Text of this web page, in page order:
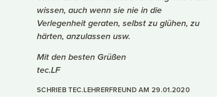
wissen, auch wenn sie nie in die
Verlegenheit geraten, selbst zu glühen, zu
härten, anzulassen usw.
Mit den besten Grüßen
tec.LF
SCHRIEB TEC.LEHRERFREUND AM29.01.2020